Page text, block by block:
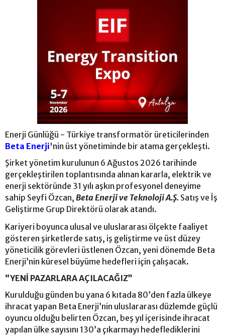
Enerji Günlüğü - Türkiye transformatör üreticilerinden
Beta Enerji'nin üst yönetiminde bir atama gerçekleşti.
Şirket yönetim kurulunun 6 Ağustos 2026 tarihinde
gerçekleştirilen toplantısında alınan kararla, elektrik ve
enerji sektöründe 31 yılı aşkın profesyonel deneyime
sahip Seyfi Özcan, Beta Enerji ve Teknoloji A.Ş. Satış ve İş
Geliştirme Grup Direktörü olarak atandı.
Kariyeri boyunca ulusal ve uluslararası ölçekte faaliyet
gösteren şirketlerde satış, iş geliştirme ve üst düzey
yöneticilik görevleri üstlenen Özcan, yeni dönemde Beta
Enerji’nin küresel büyüme hedefleri için çalışacak.
“YENİ PAZARLARA AÇILACAĞIZ”
Kurulduğu günden bu yana 6 kıtada 80’den fazla ülkeye
ihracat yapan Beta Enerji’nin uluslararası düzlemde güçlü
oyuncu olduğu belirten Özcan, beş yıl içerisinde ihracat
yapılan ülke sayısını 130’a çıkarmayı hedeflediklerini